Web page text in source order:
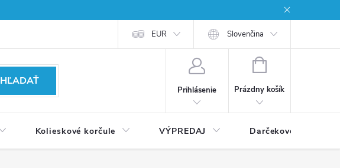
EUR Slovenčina
HĽADAŤ
Prihlásenie
NÁKUPNÝ
Prázdny košík
Kolieskové korčule VÝPREDAJ Darčekové poukážky